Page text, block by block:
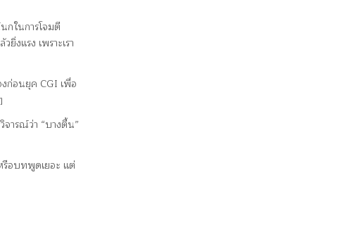
ในการโจมตี
แรง เพราะเรา
ก่อนยุค CGI เพื่อ
ารณ์ว่า “บางตื้น”
รือบทพูดเยอะ แต่